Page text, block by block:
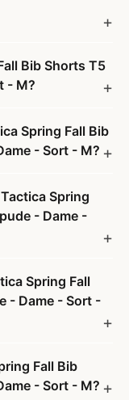
Bib Shorts T5
- M?
Spring Fall Bib
- Sort - M?
Spring
- Dame -
Spring Fall
- Dame - Sort -
Fall Bib
- Sort - M?